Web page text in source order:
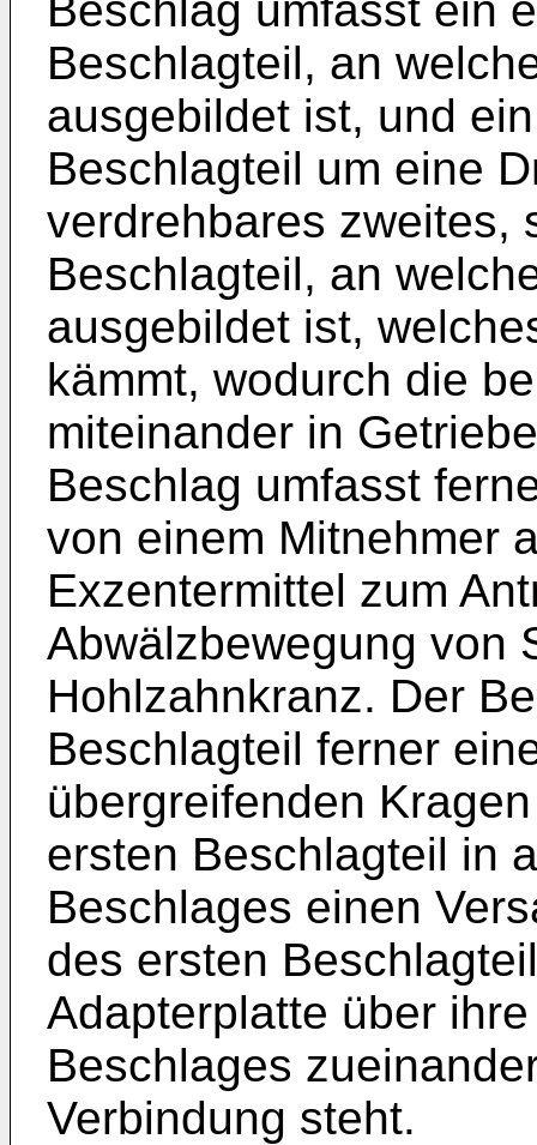
Beschlagteil, an
ausgebildet ist, und
Beschlagteil um eine
verdrehbares zweites,
Beschlagteil, an
ausgebildet ist,
kämmt, wodurch die
miteinander in
Beschlag umfasst
von einem Mitnehmer
Exzentermittel zum
Abwälzbewegung von
Hohlzahnkranz. Der
Beschlagteil ferner
übergreifenden
ersten Beschlagteil in
Beschlages einen
des ersten
Adapterplatte über
Beschlages
Verbindung steht.